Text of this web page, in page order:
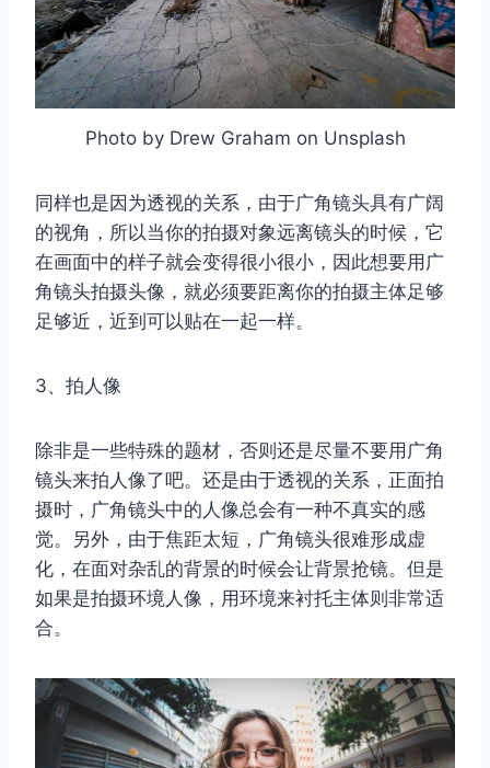
Photo by Drew Graham on Unsplash
同样也是因为透视的关系，由于广角镜头具有广阔
的视角，所以当你的拍摄对象远离镜头的时候，它
在画面中的样子就会变得很小很小，因此想要用广
角镜头拍摄头像，就必须要距离你的拍摄主体足够
足够近，近到可以贴在一起一样。
3、拍人像
除非是一些特殊的题材，否则还是尽量不要用广角
镜头来拍人像了吧。还是由于透视的关系，正面拍
摄时，广角镜头中的人像总会有一种不真实的感
觉。另外，由于焦距太短，广角镜头很难形成虚
化，在面对杂乱的背景的时候会让背景抢镜。但是
如果是拍摄环境人像，用环境来衬托主体则非常适
合。